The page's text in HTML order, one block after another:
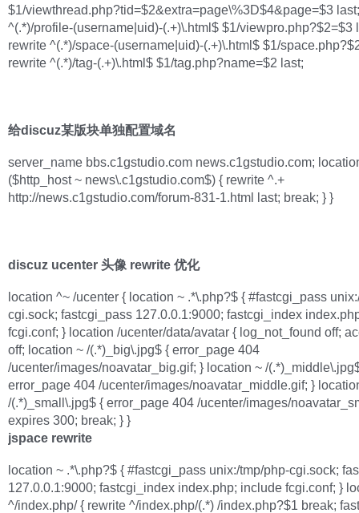
$1/viewthread.php?tid=$2&extra=page\%3D$4&page=$3
^(.*)/profile-(username|uid)-(.+)\.html$ $1/viewpro.php?$2=$3
rewrite ^(.*)/space-(username|uid)-(.+)\.html$ $1/
rewrite ^(.*)/tag-(.+)\.html$ $1/tag.php?name=$2 last;
给discuz某版块单独配置域名
server_name bbs.c1gstudio.com news.c1gstudio.com;
($http_host ~ news\.c1gstudio.com$) { rewrite ^.+
http://news.c1gstudio.com/forum-831-1.html last; break; } }
discuz ucenter 头像 rewrite 优化
location ^~ /ucenter { location ~ .*\.php?$ { #fastcgi_pass
cgi.sock; fastcgi_pass 127.0.0.1:9000; fastcgi_index
fcgi.conf; } location /ucenter/data/avatar { log_not_found off;
off; location ~ /(.*)_big\.jpg$ { error_page 404
/ucenter/images/noavatar_big.gif; } location ~ /
error_page 404 /ucenter/images/noavatar_middle.gif; }
/(.*)_small\.jpg$ { error_page 404 /ucenter/images/
expires 300; break; } }
jspace rewrite
location ~ .*\.php?$ { #fastcgi_pass unix:/tmp/php-cgi.sock;
127.0.0.1:9000; fastcgi_index index.php; include fcgi.conf; }
^/index.php/ { rewrite ^/index.php/(.*) /index.php?$1 break;